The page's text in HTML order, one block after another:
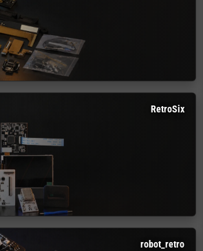
RetroSix
robot_retro